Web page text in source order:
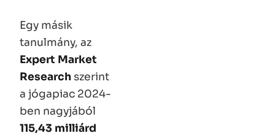
Egy másik
tanulmány, az
Expert Market
Research szerint
a jógapiac 2024-
ben nagyjából
115,43 milliárd